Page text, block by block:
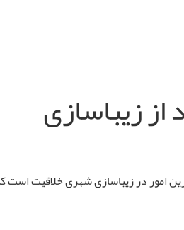
زیباسازی
امور در زیباسازی شهری خلاقیت است